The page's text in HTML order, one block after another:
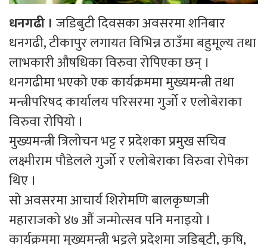
धनगढी । जडिबुटी दिवसका अवसरमा शनिबार
धनगढी, टीकापुर लगायत विभिन्न ठाउँमा बहुमूल्य तथा
लाभकारी औषधिका विरुवा रोपिएका छन् ।
धनगढीमा भएको एक कार्यक्रममा मुख्यमन्त्री तथा
मन्त्रीपरिषद कार्यालय परिसरमा गुर्जो र एलोबेराका
विरुवा रोपियो ।
मुख्यमन्त्री त्रिलोचन भट्ट र प्रदेशका प्रमुख सचिव
लक्ष्मीराम पौडेलले गुर्जो र एलोबेराका विरुवा रोपेका
थिए ।
सो अवसरमा आचार्य शिरोमणि बालकृष्णजी
महाराजको ४७ औं जन्मोत्सव पनि मनाइयो ।
कार्यक्रममा मुख्यमन्त्री भट्टले प्रदेशमा जडिबुटी, कृषि,